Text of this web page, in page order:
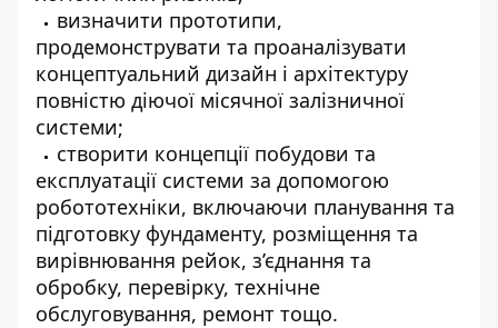
визначити прототипи,
продемонструвати та проаналізувати
концептуальний дизайн і архітектуру
повністю діючої місячної залізничної
системи;
створити концепції побудови та
експлуатації системи за допомогою
робототехніки, включаючи планування та
підготовку фундаменту, розміщення та
вирівнювання рейок, з’єднання та
обробку, перевірку, технічне
обслуговування, ремонт тощо.